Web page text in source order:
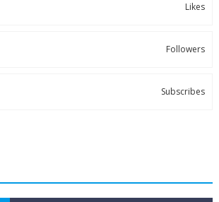
Likes
Followers
Subscribes